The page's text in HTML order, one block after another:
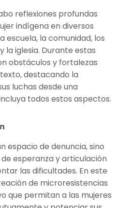
reflexiones profundas
indígena en diversos
escuela, la comunidad, los
la iglesia. Durante estas
obstáculos y fortalezas
destacando la
luchas desde una
todos estos aspectos.
espacio de denuncia, sino
esperanza y articulación
las dificultades. En este
de microresistencias
que permitan a las mujeres